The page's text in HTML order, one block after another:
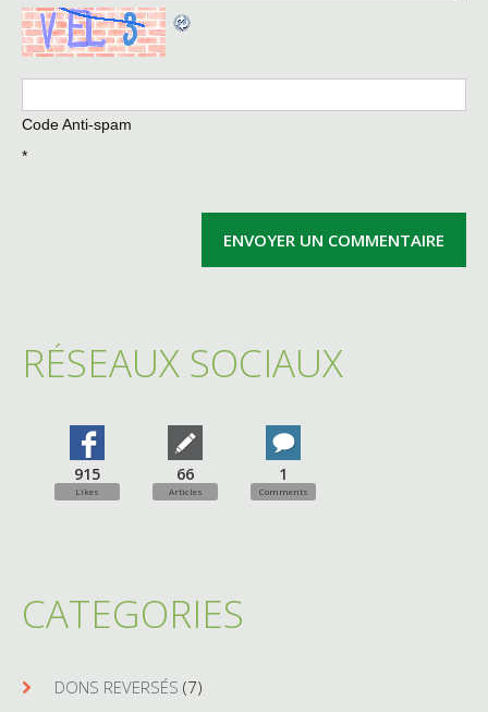
Code Anti-spam
*
RÉSEAUX SOCIAUX
915
Likes
66
Articles
1
Comments
CATEGORIES
DONS REVERSÉS (7)